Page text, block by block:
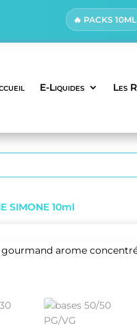
🔥 PACKS 10ML
E-Liquides Les
SIMONE 10ml